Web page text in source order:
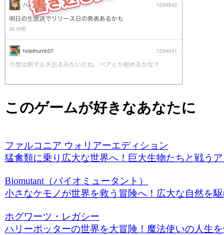
このゲームが好きなあなたに
ファルコニア ウォリアーエディション
猛禽類に乗り広大な世界へ！巨大生物たちと戦うア
Biomutant（バイオミュータント）
小さなケモノが世界を救う冒険へ！広大な自然を駆
ホグワーツ・レガシー
ハリーポッターの世界を大冒険！魔法使いの人生を